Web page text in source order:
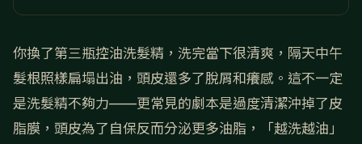
你換了第三瓶控油洗髮精，洗完當下很清爽，隔天中午
髮根照樣扁塌出油，頭皮還多了脫屑和癢感。這不一定
是洗髮精不夠力——更常見的劇本是過度清潔沖掉了皮
脂膜，頭皮為了自保反而分泌更多油脂，「越洗越油」